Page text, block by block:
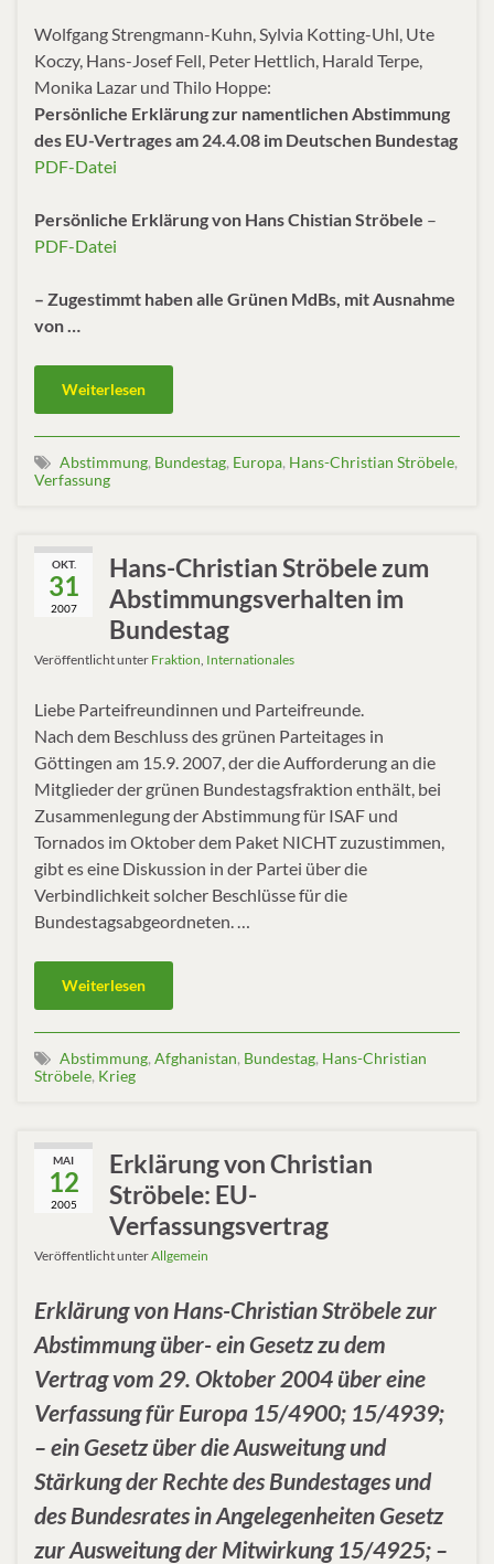
Wolfgang Strengmann-Kuhn, Sylvia Kotting-Uhl, Ute
Koczy, Hans-Josef Fell, Peter Hettlich, Harald Terpe,
Monika Lazar und Thilo Hoppe:
Persönliche Erklärung zur namentlichen Abstimmung
des EU-Vertrages am 24.4.08 im Deutschen Bundestag
PDF-Datei
Persönliche Erklärung von Hans Chistian Ströbele –
PDF-Datei
– Zugestimmt haben alle Grünen MdBs, mit Ausnahme
von …
Weiterlesen
Abstimmung, Bundestag, Europa, Hans-Christian Ströbele,
Verfassung
OKT.
31
2007
Hans-Christian Ströbele zum
Abstimmungsverhalten im
Bundestag
Veröffentlicht unter Fraktion Internationales
Liebe Parteifreundinnen und Parteifreunde.
Nach dem Beschluss des grünen Parteitages in
Göttingen am 15.9. 2007, der die Aufforderung an die
Mitglieder der grünen Bundestagsfraktion enthält, bei
Zusammenlegung der Abstimmung für ISAF und
Tornados im Oktober dem Paket NICHT zuzustimmen,
gibt es eine Diskussion in der Partei über die
Verbindlichkeit solcher Beschlüsse für die
Bundestagsabgeordneten. …
Weiterlesen
Abstimmung, Afghanistan, Bundestag, Hans-Christian
Ströbele, Krieg
MAI
12
2005
Erklärung von Christian
Ströbele: EU-
Verfassungsvertrag
Veröffentlicht unterAllgemein
Erklärung von Hans-Christian Ströbele zur
Abstimmung über- ein Gesetz zu dem
Vertrag vom 29. Oktober 2004 über eine
Verfassung für Europa 15/4900; 15/4939;
– ein Gesetz über die Ausweitung und
Stärkung der Rechte des Bundestages und
des Bundesrates in Angelegenheiten Gesetz
zur Ausweitung der Mitwirkung 15/4925; –